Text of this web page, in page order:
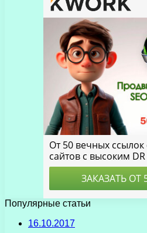
Популярные статьи
16.10.2017